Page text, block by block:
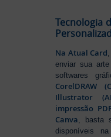
Tecnologia
Na Atual Card
enviar sua
softwares
CorelDRAW
Illustrator
impressão
Canva, basta
disponíveis